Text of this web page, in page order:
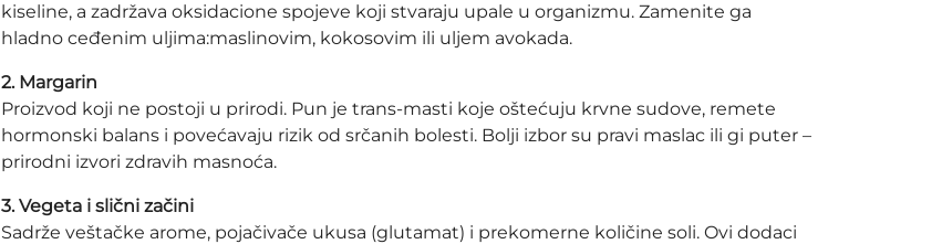
kiseline, a zadržava oksidacione spojeve koji stvaraju upale u organizmu. Zamenite ga
hladno ceđenim uljima:maslinovim, kokosovim ili uljem avokada.
2. Margarin
Proizvod koji ne postoji u prirodi. Pun je trans-masti koje oštećuju krvne sudove, remete
hormonski balans i povećavaju rizik od srčanih bolesti. Bolji izbor su pravi maslac ili gi puter –
prirodni izvori zdravih masnoća.
3. Vegeta i slični začini
Sadrže veštačke arome, pojačivače ukusa (glutamat) i prekomerne količine soli. Ovi dodaci